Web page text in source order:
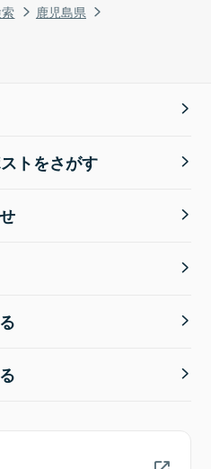
鹿児島県
トをさがす